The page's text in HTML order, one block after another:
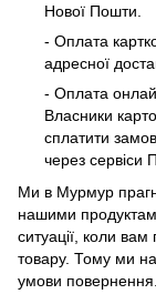
Нової Пошти.
- Оплата
адресної
- Оплата
Власники
сплатити
через сервіси
Ми в Мурмур
нашими
ситуації, коли
товару. Тому ми
умови повернення.